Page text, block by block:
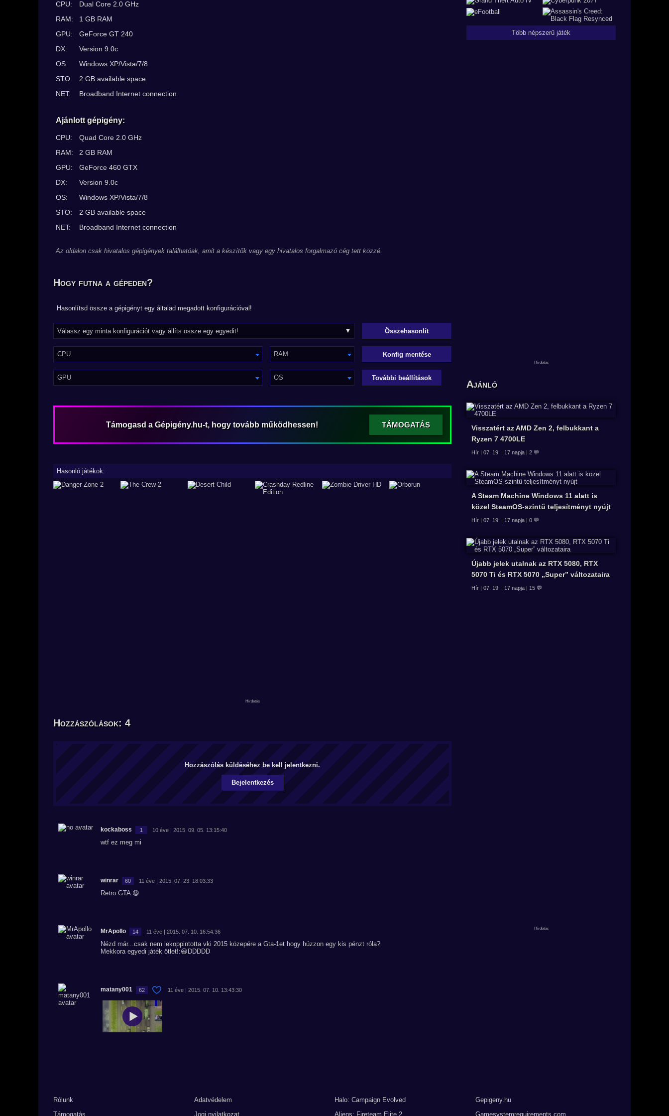
CPU:
Dual Core 2.0 GHz
RAM:
1 GB RAM
GPU:
GeForce GT 240
DX:
Version 9.0c
OS:
Windows XP/Vista/7/8
STO:
2 GB available space
NET:
Broadband Internet connection
Ajánlott gépigény:
CPU:
Quad Core 2.0 GHz
RAM:
2 GB RAM
GPU:
GeForce 460 GTX
DX:
Version 9.0c
OS:
Windows XP/Vista/7/8
STO:
2 GB available space
NET:
Broadband Internet connection
Az oldalon csak hivatalos gépigények találhatóak, amit a készítők vagy egy hivatalos forgalmazó cég tett közzé.
Hogy futna a gépeden?
Hasonlítsd össze a gépigényt egy általad megadott konfigurációval!
CPU RAM
GPU OS
Konfig mentése
További beállítások
Támogasd a Gépigény.hu-t, hogy tovább működhessen! TÁMOGATÁS
Hasonló játékok:
Hozzászólások: 4
Hozzászólás küldéséhez be kell jelentkezni.
Bejelentkezés
kockaboss 1 10 éve | 2015. 09. 05. 13:15:40
wtf ez meg mi
winrar 60 11 éve | 2015. 07. 23. 18:03:33
Retro GTA 😆
MrApollo 14 11 éve | 2015. 07. 10. 16:54:36
Nézd már...csak nem lekoppintotta vki 2015 közepére a Gta-1et hogy húzzon egy kis pénzt róla?
Mekkora egyedi játék ötlet!:😃DDDDD
matany001 62 11 éve | 2015. 07. 10. 13:43:30
Több népszerű játék
Ajánló
Visszatért az AMD Zen 2, felbukkant a
Ryzen 7 4700LE
Hír | 07. 19. | 17 napja | 2 💬
A Steam Machine Windows 11 alatt is
közel SteamOS-szintű teljesítményt nyújt
Hír | 07. 19. | 17 napja | 0 💬
Újabb jelek utalnak az RTX 5080, RTX
5070 Ti és RTX 5070 „Super” változataira
Hír | 07. 19. | 17 napja | 15 💬
Rólunk
Támogatás
Adatvédelem
Jogi nyilatkozat
Halo: Campaign Evolved
Aliens: Fireteam Elite 2
Gepigeny.hu
Gamesystemrequirements.com